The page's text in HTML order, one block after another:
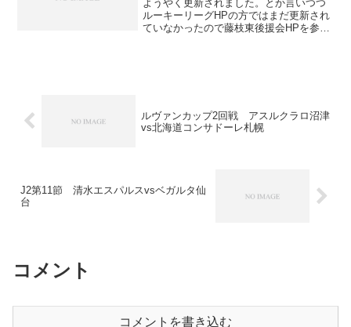
ようやく更新されました。とか言いつつ
ルーキーリーグHPの方ではまだ更新され
ていなかったので藤枝東後援会HPを参照
ルヴァンカップ2回戦 アスルクラロ沼津
vs北海道コンサドーレ札幌
J2第11節 清水エスパルスvsベガルタ仙
台
コメント
コメントを書き込む